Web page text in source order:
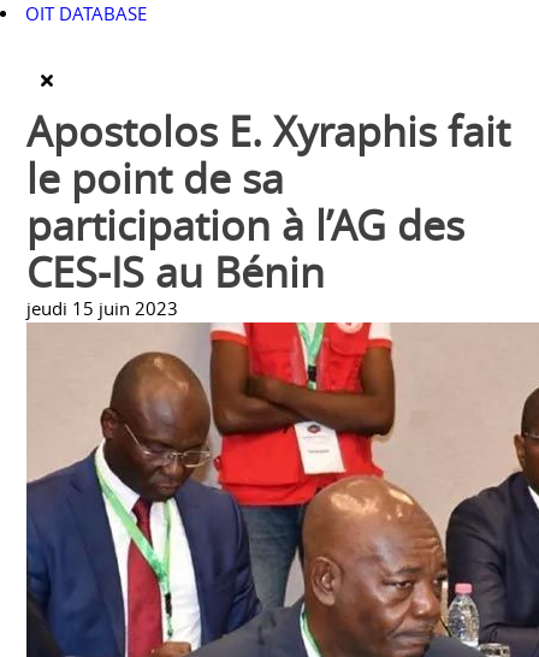
OIT DATABASE
Apostolos E. Xyraphis fait
le point de sa
participation à l’AG des
CES-IS au Bénin
jeudi 15 juin 2023